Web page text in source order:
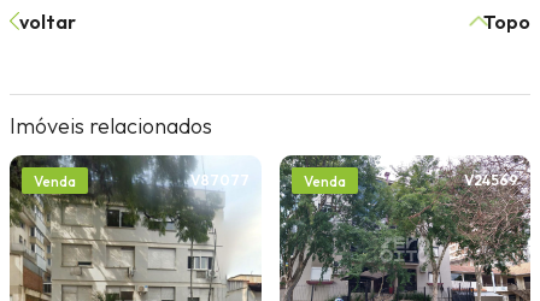
voltar Topo
Imóveis relacionados
Venda V87077 Venda V24569